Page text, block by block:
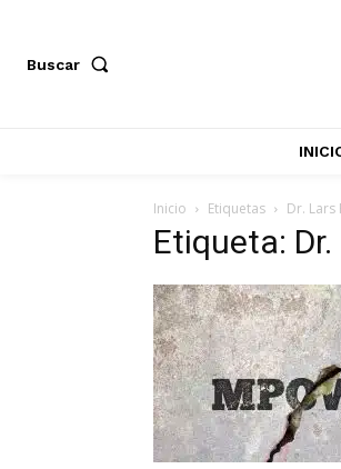
Buscar
Inicio Etiquetas Dr. Lars
Etiqueta: